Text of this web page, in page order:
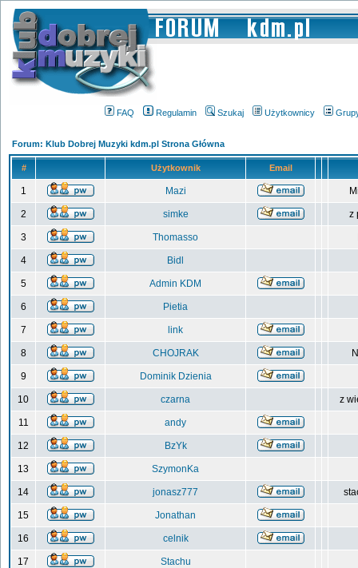
FAQ Regulamin Szukaj Użytkownicy
Forum: Klub Dobrej Muzyki kdm.pl Strona Główna
# Użytkownik Email
1 Mazi
2 simke z
3 Thomasso
4 Bidl
5 Admin KDM
6 Pietia
7 link
8 CHOJRAK
9 Dominik Dzienia
10 czarna z
11 andy
12 BzYk
13 SzymonKa
14 jonasz777
15 Jonathan
16 celnik
17 Stachu